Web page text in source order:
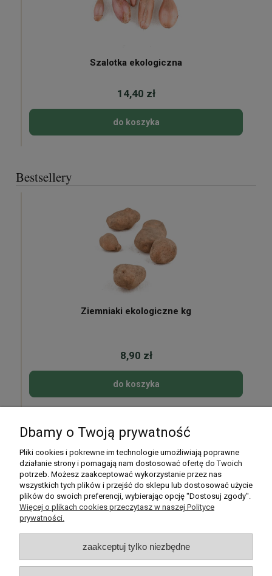
Szalotka ekologiczna
14,40 zł
do koszyka
Bestsellery
Ziemniaki ekologiczne kg
8,90 zł
do koszyka
Moje konto
Płatności i dostawa
Informacje
O nas
Dbamy o Twoją prywatność
Pliki cookies i pokrewne im technologie umożliwiają poprawne
działanie strony i pomagają nam dostosować ofertę do Twoich
potrzeb. Możesz zaakceptować wykorzystanie przez nas
wszystkich tych plików i przejść do sklepu lub dostosować użycie
plików do swoich preferencji, wybierając opcję "Dostosuj zgody".
Więcej o plikach cookies przeczytasz w naszej Polityce
prywatności.
zaakceptuj tylko niezbędne